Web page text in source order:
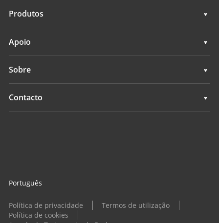
Topografia e engenharia
Levantamento hidrográfico
Serviços de posicionamento
Produtos
Topografia e engenharia
Levantamento hidrográfico
Apoio
Apoio
Sobre
Visão geral
Contacto
Política de privacidade
Termos de utilização
Política de cookies
Português